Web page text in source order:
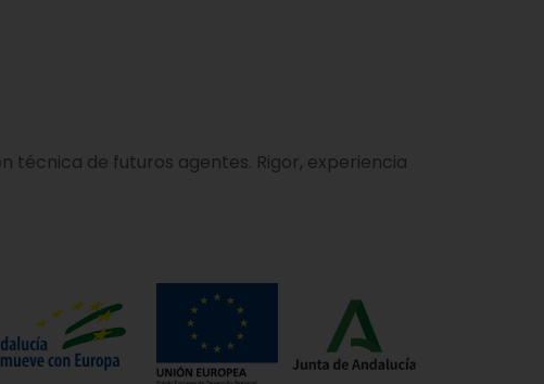
técnica de futuros agentes. Rigor, experiencia